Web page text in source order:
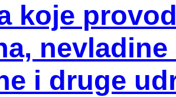
koje
i druge